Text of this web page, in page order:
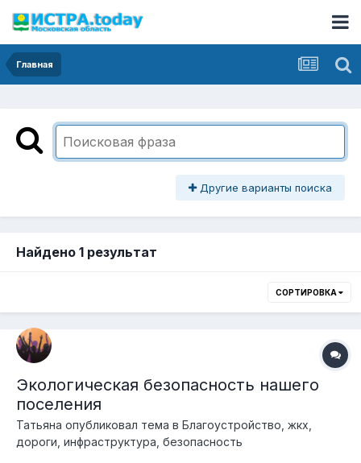
Главная
Другие варианты поиска
Найдено 1 результат
СОРТИРОВКА
Экологическая безопасность нашего
поселения
Татьяна опубликовал тема в Благоустройство, жкх,
дороги, инфраструктура, безопасность